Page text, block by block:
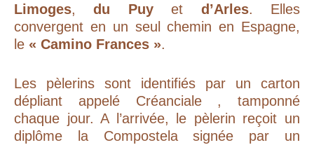
Limoges,du Puyet d’Arles. Elles
convergent en un seul chemin en Espagne,
le « Camino Frances ».
Les pèlerins sont identifiés par un carton
dépliant appelé Créanciale, tamponné
chaque jour. A l’arrivée, le pèlerin reçoit un
diplôme
la Compostelasignée par un